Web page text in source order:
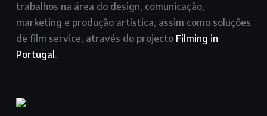
trabalhos na área do design, comunicação,
marketing e produção artística, assim como soluções
de film service, através do projecto Filming in
Portugal .